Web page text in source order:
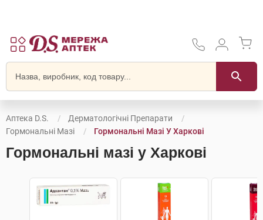
Аптека D.S.
Дерматологічні Препарати
Гормональні Мазі
Гормональні Мазі У Харкові
Гормональні мазі у Харкові